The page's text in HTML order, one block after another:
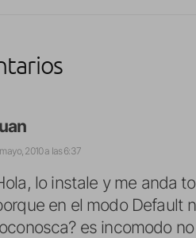
2010 a las 6:37
lo instale y me anda
en el modo Default
es incomodo